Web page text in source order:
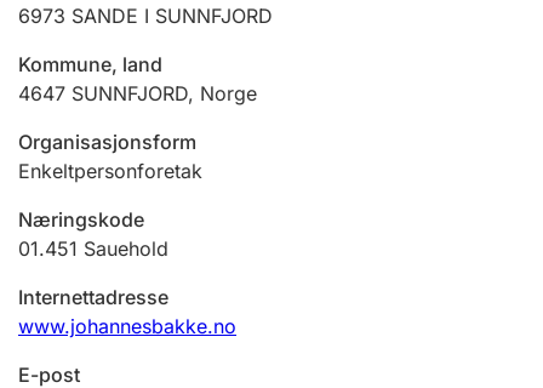
6973 SANDE I SUNNFJORD
Kommune, land
4647 SUNNFJORD, Norge
Organisasjonsform
Enkeltpersonforetak
Næringskode
01.451 Sauehold
Internettadresse
www.johannesbakke.no
E-post